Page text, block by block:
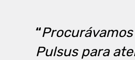
“
Pulsus para